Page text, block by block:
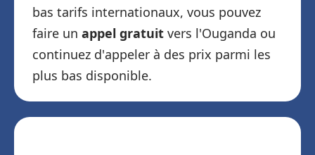
bas tarifs internationaux, vous pouvez
faire un appel gratuit vers l'Ouganda ou
continuez d'appeler à des prix parmi les
plus bas disponible.